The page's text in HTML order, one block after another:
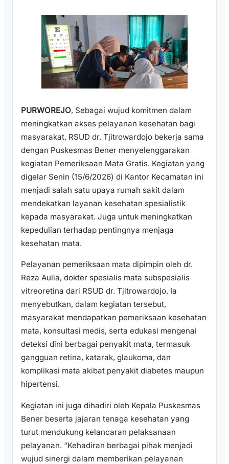
PURWOREJO, Sebagai wujud komitmen dalam
meningkatkan akses pelayanan kesehatan bagi
masyarakat, RSUD dr. Tjitrowardojo bekerja sama
dengan Puskesmas Bener menyelenggarakan
kegiatan Pemeriksaan Mata Gratis. Kegiatan yang
digelar Senin (15/6/2026) di Kantor Kecamatan ini
menjadi salah satu upaya rumah sakit dalam
mendekatkan layanan kesehatan spesialistik
kepada masyarakat. Juga untuk meningkatkan
kepedulian terhadap pentingnya menjaga
kesehatan mata.
Pelayanan pemeriksaan mata dipimpin oleh dr.
Reza Aulia, dokter spesialis mata subspesialis
vitreoretina dari RSUD dr. Tjitrowardojo. Ia
menyebutkan, dalam kegiatan tersebut,
masyarakat mendapatkan pemeriksaan kesehatan
mata, konsultasi medis, serta edukasi mengenai
deteksi dini berbagai penyakit mata, termasuk
gangguan retina, katarak, glaukoma, dan
komplikasi mata akibat penyakit diabetes maupun
hipertensi.
Kegiatan ini juga dihadiri oleh Kepala Puskesmas
Bener beserta jajaran tenaga kesehatan yang
turut mendukung kelancaran pelaksanaan
pelayanan. “Kehadiran berbagai pihak menjadi
wujud sinergi dalam memberikan pelayanan